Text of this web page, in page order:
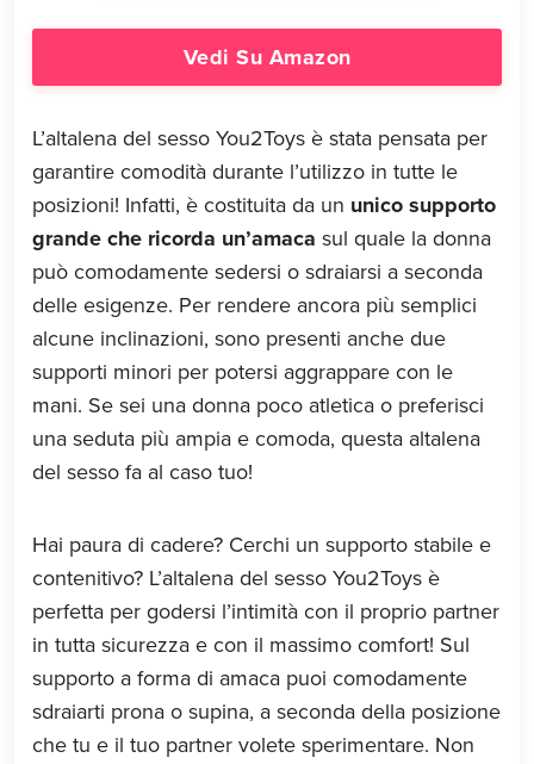
Vedi Su Amazon
L’altalena del sesso You2Toys è stata pensata per
garantire comodità durante l’utilizzo in tutte le
posizioni! Infatti, è costituita da un unico supporto
grande che ricorda un’amaca sul quale la donna
può comodamente sedersi o sdraiarsi a seconda
delle esigenze. Per rendere ancora più semplici
alcune inclinazioni, sono presenti anche due
supporti minori per potersi aggrappare con le
mani. Se sei una donna poco atletica o preferisci
una seduta più ampia e comoda, questa altalena
del sesso fa al caso tuo!
Hai paura di cadere? Cerchi un supporto stabile e
contenitivo? L’altalena del sesso You2Toys è
perfetta per godersi l’intimità con il proprio partner
in tutta sicurezza e con il massimo comfort! Sul
supporto a forma di amaca puoi comodamente
sdraiarti prona o supina, a seconda della posizione
che tu e il tuo partner volete sperimentare. Non